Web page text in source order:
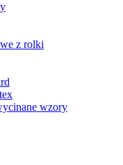
z rolki
wzory